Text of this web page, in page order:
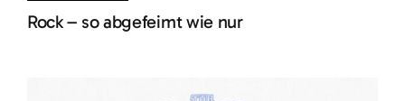
Rock – so abgefeimt wie nur